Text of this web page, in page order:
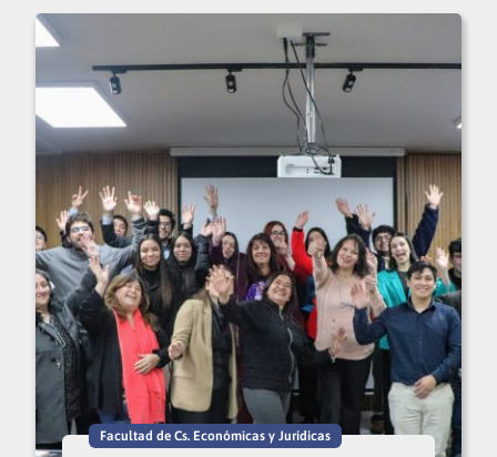
Facultad de Cs. Económicas y Jurídicas